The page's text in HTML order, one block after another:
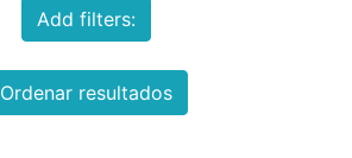
Add filters:
Ordenar resultados